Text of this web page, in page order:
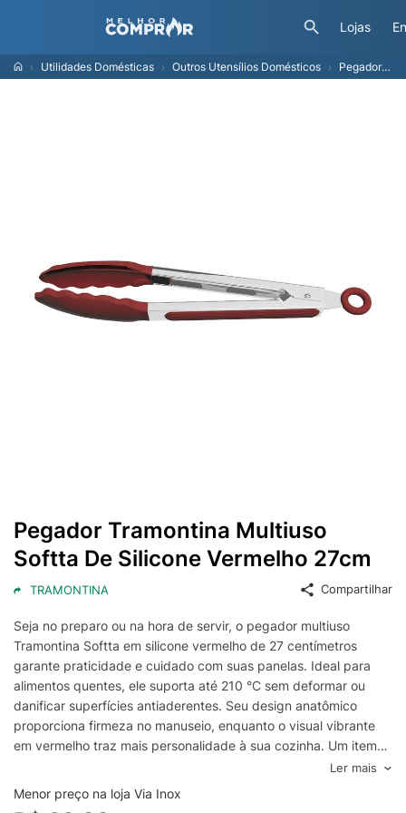
Lojas
Utilidades Domésticas Outros Utensílios Domésticos Pegador Tramontina Multiuso Softta De Silicone Vermelho 27cm
Pegador Tramontina Multiuso
Softta De Silicone Vermelho 27cm
TRAMONTINA Compartilhar
Seja no preparo ou na hora de servir, o pegador multiuso
Tramontina Softta em silicone vermelho de 27 centímetros
garante praticidade e cuidado com suas panelas. Ideal para
alimentos quentes, ele suporta até 210 °C sem deformar ou
danificar superfícies antiaderentes. Seu design anatômico
proporciona firmeza no manuseio, enquanto o visual vibrante
em vermelho traz mais personalidade à sua cozinha. Um item
indispensável para quem valoriza soluções inteligentes e cheias
de estilo no dia a dia. Recomendações de Uso:Modo de
uso: Antes da primeira utilização, lave bem a peça e seque-a.
Ler mais
Menor preço na loja Via Inox